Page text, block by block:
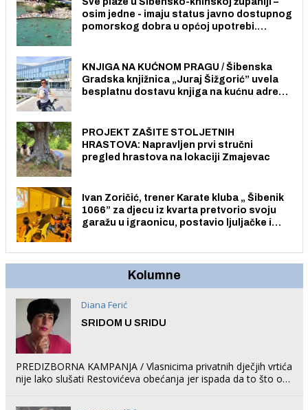
osim jedne - imaju status javno dostupnog
pomorskog dobra u općoj upotrebi.
KNJIGA NA KUĆNOM PRAGU / Šibenska
Gradska knjižnica „Juraj Šižgorić” uvela
besplatnu dostavu knjiga na kućnu adresu
PROJEKT ZAŠITE STOLJETNIH
HRASTOVA: Napravljen prvi stručni
pregled hrastova na lokaciji Zmajevac
Ivan Zoričić, trener Karate kluba „ Šibenik
1066” za djecu iz kvarta pretvorio svoju
garažu u igraonicu, postavio ljuljačke i
Kolumne
Diana Ferić
SRIDOM U SRIDU
PREDIZBORNA KAMPANJA / Vlasnicima privatnih dječjih vrtića
nije lako slušati Restovićeva obećanja jer ispada da to što oni